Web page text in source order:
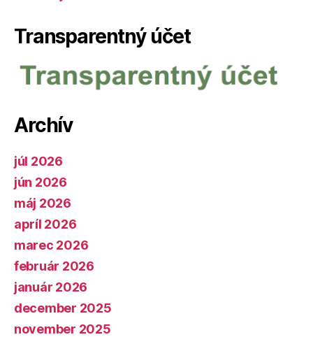
Transparentný účet
Archív
júl 2026
jún 2026
máj 2026
apríl 2026
marec 2026
február 2026
január 2026
december 2025
november 2025